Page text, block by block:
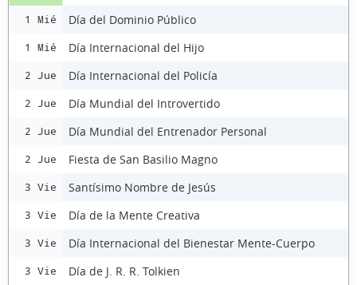
1 Mié Día del Dominio Público
1 Mié Día Internacional del Hijo
2 Jue Día Internacional del Policía
2 Jue Día Mundial del Introvertido
2 Jue Día Mundial del Entrenador Personal
2 Jue Fiesta de San Basilio Magno
3 Vie Santísimo Nombre de Jesús
3 Vie Día de la Mente Creativa
3 Vie Día Internacional del Bienestar Mente-Cuerpo
3 Vie Día de J. R. R. Tolkien